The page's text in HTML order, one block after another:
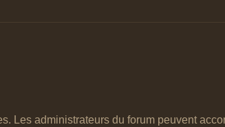
Les administrateurs du forum peuvent